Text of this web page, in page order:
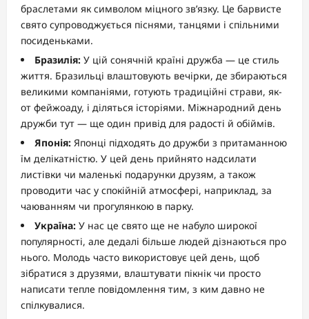
браслетами як символом міцного зв’язку. Це барвисте
свято супроводжується піснями, танцями і спільними
посиденьками.
Бразилія: У цій сонячній країні дружба — це стиль
життя. Бразильці влаштовують вечірки, де збираються
великими компаніями, готують традиційні страви, як-
от фейжоаду, і діляться історіями. Міжнародний день
дружби тут — ще один привід для радості й обіймів.
Японія: Японці підходять до дружби з притаманною
їм делікатністю. У цей день прийнято надсилати
листівки чи маленькі подарунки друзям, а також
проводити час у спокійній атмосфері, наприклад, за
чаюванням чи прогулянкою в парку.
Україна: У нас це свято ще не набуло широкої
популярності, але дедалі більше людей дізнаються про
нього. Молодь часто використовує цей день, щоб
зібратися з друзями, влаштувати пікнік чи просто
написати тепле повідомлення тим, з ким давно не
спілкувалися.